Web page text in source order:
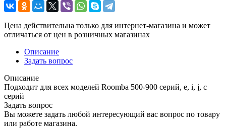
Цена действительна только для интернет-магазина и может
отличаться от цен в розничных магазинах
Описание
Задать вопрос
Описание
Подходит для всех моделей Roomba 500-900 серий, e, i, j, c
серий
Задать вопрос
Вы можете задать любой интересующий вас вопрос по товару
или работе магазина.